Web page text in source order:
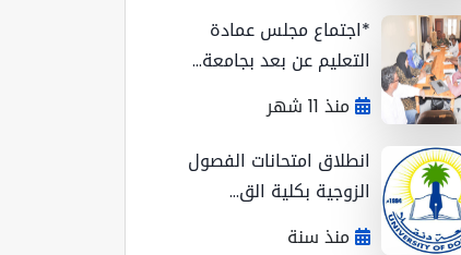
*اجتماع مجلس عمادة
التعليم عن بعد بجامعة...
منذ 11 شهر
انطلاق امتحانات الفصول
الزوجية بكلية الق...
منذ سنة